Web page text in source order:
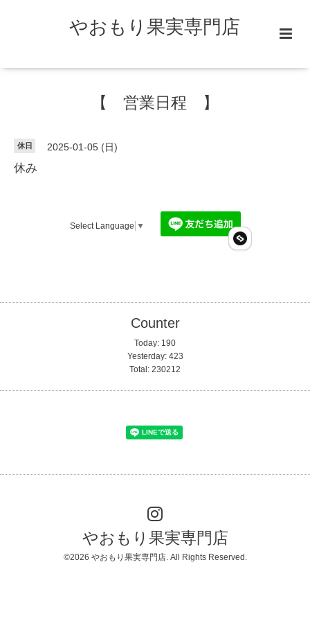
やおもり果実専門店
【 営業日程 】
休日 2025-01-05 (日)
休み
Select Language ▼
Counter
Today: 190
Yesterday: 423
Total: 230212
やおもり果実専門店
©2026 やおもり果実専門店. All Rights Reserved.